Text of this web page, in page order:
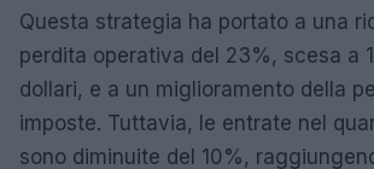
Questa strategia ha portato a una
perdita operativa del 23%, scesa a
dollari, e a un miglioramento della
imposte. Tuttavia, le entrate nel
sono diminuite del 10%,